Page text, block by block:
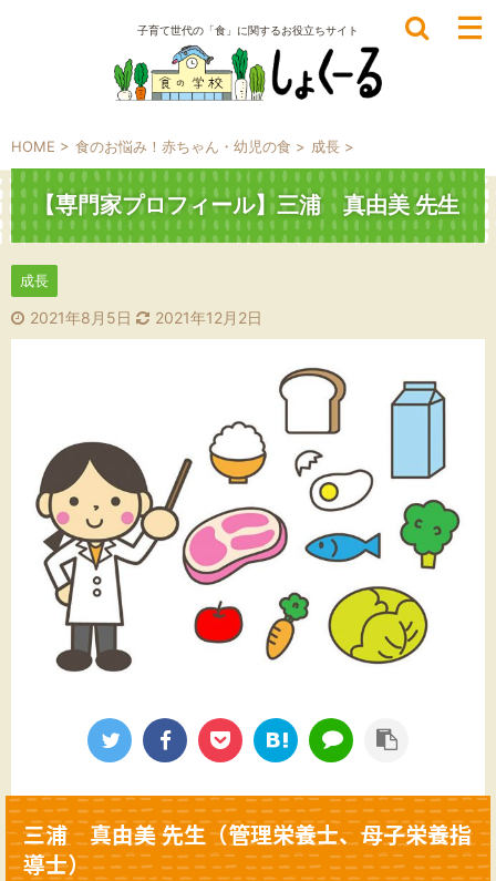
子育て世代の「食」に関するお役立ちサイト
HOME > 食のお悩み！赤ちゃん・幼児の食 > 成長 >
【専門家プロフィール】三浦 真由美 先生
成長
2021年8月5日 2021年12月2日
三浦 真由美 先生（管理栄養士、母子栄養指
導士）